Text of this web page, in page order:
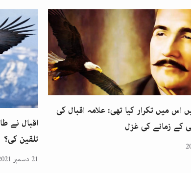
اس میں تکرار کیا تھی: علامہ اقبال کی
کے زمانے کی غزل
اقبال نے
تلقین کی؟
21 دسمبر 2021